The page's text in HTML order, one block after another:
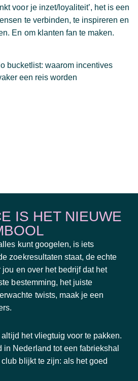
voor je inzet/loyaliteit’, het is een
te verbinden, te inspireren en
En om klanten fan te maken.
IS HET NIEUWE
kunt googelen, is iets
zoekresultaten staat, de echte
jou en over het bedrijf dat het
bestemming, het juiste
twists, maak je een
het vliegtuig voor te pakken.
Nederland tot een fabriekshal
blijkt te zijn: als het goed